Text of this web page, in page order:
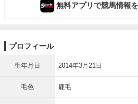
無料アプリで競馬情報
プロフィール
生年月日 2014年3月21日
毛色 鹿毛